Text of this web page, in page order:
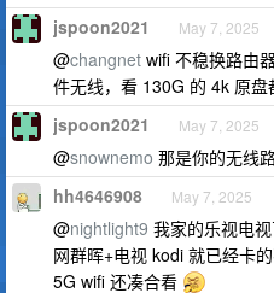
jspoon2021 May 7, 2025
@changnet wifi 不稳换路由
件无线，看 130G 的 4k 原盘
jspoon2021 May 7, 2025
@snownemo 那是你的无线
hh4646908 May 7, 2025
@nightlight9 我家的乐视电
网群晖+电视 kodi 就已经卡
5G wifi 还凑合看